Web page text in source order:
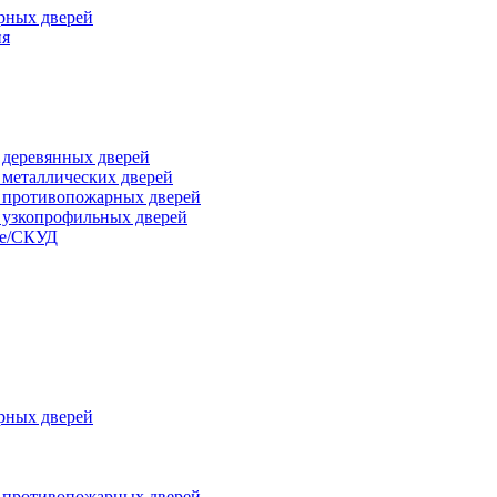
дверей
дверей
дверей
дверей
дверей
СКУД
дверей